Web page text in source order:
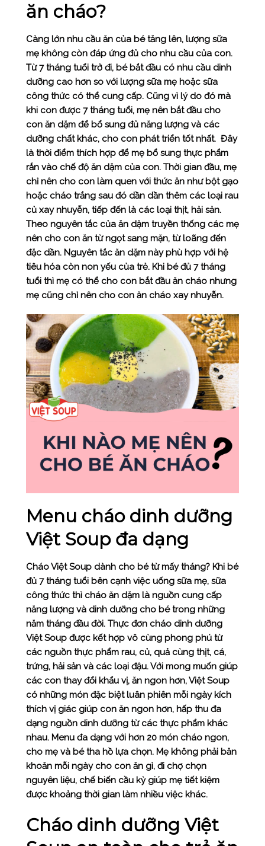
ăn cháo?
Càng lớn nhu cầu ăn của bé tăng lên, lượng sữa
mẹ không còn đáp ứng đủ cho nhu cầu của con.
Từ 7 tháng tuổi trở đi, bé bắt đầu có nhu cầu dinh
dưỡng cao hơn so với lượng sữa mẹ hoặc sữa
công thức có thể cung cấp. Cũng vì lý do đó mà
khi con được 7 tháng tuổi, mẹ nên bắt đầu cho
con ăn dặm để bổ sung đủ năng lượng và các
dưỡng chất khác, cho con phát triển tốt nhất. Đây
là thời điểm thích hợp để mẹ bổ sung thực phẩm
rắn vào chế độ ăn dặm của con. Thời gian đầu, mẹ
chỉ nên cho con làm quen với thức ăn như bột gạo
hoặc cháo trắng sau đó dần dần thêm các loại rau
củ xay nhuyễn, tiếp đến là các loại thịt, hải sản.
Theo nguyên tắc của ăn dặm truyền thống các mẹ
nên cho con ăn từ ngọt sang mặn, từ loãng đến
đặc dần. Nguyên tắc ăn dặm này phù hợp với hệ
tiêu hóa còn non yếu của trẻ. Khi bé đủ 7 tháng
tuổi thì mẹ có thể cho con bắt đầu ăn cháo nhưng
mẹ cũng chỉ nên cho con ăn cháo xay nhuyễn.
Menu cháo dinh dưỡng
Việt Soup đa dạng
Cháo Việt Soup dành cho bé từ mấy tháng? Khi bé
đủ 7 tháng tuổi bên cạnh việc uống sữa mẹ, sữa
công thức thì cháo ăn dặm là nguồn cung cấp
năng lượng và dinh dưỡng cho bé trong những
năm tháng đầu đời. Thực đơn cháo dinh dưỡng
Việt Soup được kết hợp vô cùng phong phú từ
các nguồn thực phẩm rau, củ, quả cùng thịt, cá,
trứng, hải sản và các loại đậu. Với mong muốn giúp
các con thay đổi khẩu vị, ăn ngon hơn, Việt Soup
có những món đặc biệt luân phiên mỗi ngày kích
thích vị giác giúp con ăn ngon hơn, hấp thu đa
dạng nguồn dinh dưỡng từ các thực phẩm khác
nhau. Menu đa dạng với hơn 20 món cháo ngon,
cho mẹ và bé tha hồ lựa chọn. Mẹ không phải băn
khoăn mỗi ngày cho con ăn gì, đi chợ chọn
nguyên liệu, chế biến cầu kỳ giúp mẹ tiết kiệm
được khoảng thời gian làm nhiều việc khác.
Cháo dinh dưỡng Việt